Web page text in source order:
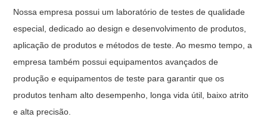
Nossa empresa possui um laboratório de testes de qualidade
especial, dedicado ao design e desenvolvimento de produtos,
aplicação de produtos e métodos de teste. Ao mesmo tempo, a
empresa também possui equipamentos avançados de
produção e equipamentos de teste para garantir que os
produtos tenham alto desempenho, longa vida útil, baixo atrito
e alta precisão.